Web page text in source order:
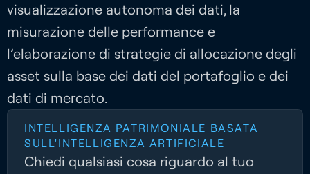
visualizzazione autonoma dei dati, la
misurazione delle performance e
l’elaborazione di strategie di allocazione degli
asset sulla base dei dati del portafoglio e dei
dati di mercato.
INTELLIGENZA PATRIMONIALE BASATA
SULL'INTELLIGENZA ARTIFICIALE
Chiedi qualsiasi cosa riguardo al tuo